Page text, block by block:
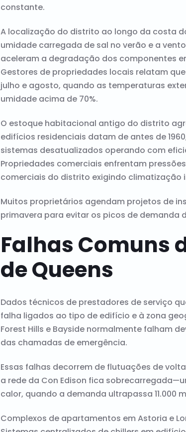
constante.
A localização do distrito ao longo da costa
umidade carregada de sal no verão e a
aceleram a degradação dos componentes
Gestores de propriedades locais relatam
julho e agosto, quando as temperaturas
umidade acima de 70%.
O estoque habitacional antigo do distrito
edifícios residenciais datam de antes de
sistemas desatualizados operando com
Propriedades comerciais enfrentam
comerciais do distrito exigindo
Muitos proprietários agendam projetos de
primavera para evitar os picos de demanda
Falhas Comuns
de Queens
Dados técnicos de prestadores de serviço
falha ligados ao tipo de edifício e à zona
Forest Hills e Bayside normalmente falham
das chamadas de emergência.
Essas falhas decorrem de flutuações de
a rede da Con Edison fica
calor, quando a demanda ultrapassa 11.000
Complexos de apartamentos em Astoria e